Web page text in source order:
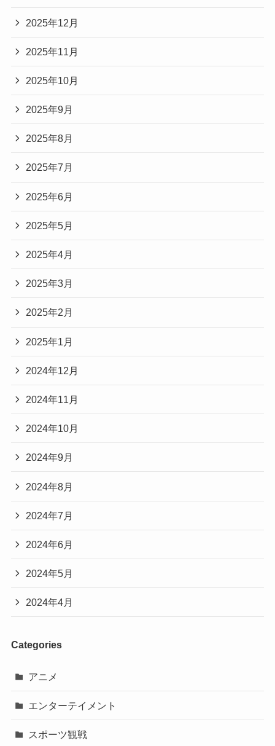
2025年12月
2025年11月
2025年10月
2025年9月
2025年8月
2025年7月
2025年6月
2025年5月
2025年4月
2025年3月
2025年2月
2025年1月
2024年12月
2024年11月
2024年10月
2024年9月
2024年8月
2024年7月
2024年6月
2024年5月
2024年4月
Categories
アニメ
エンターテイメント
スポーツ観戦